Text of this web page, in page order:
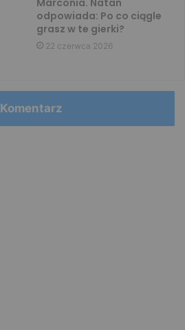
Marconia. Natan
odpowiada: Po co ciągle
grasz w te gierki?
22 czerwca 2026
Komentarz